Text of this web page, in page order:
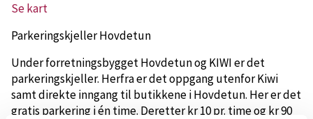
Se kart
Parkeringskjeller Hovdetun
Under forretningsbygget Hovdetun og KIWI er det
parkeringskjeller. Herfra er det oppgang utenfor Kiwi
samt direkte inngang til butikkene i Hovdetun. Her er det
gratis parkering i én time. Deretter kr 10 pr. time og kr 90